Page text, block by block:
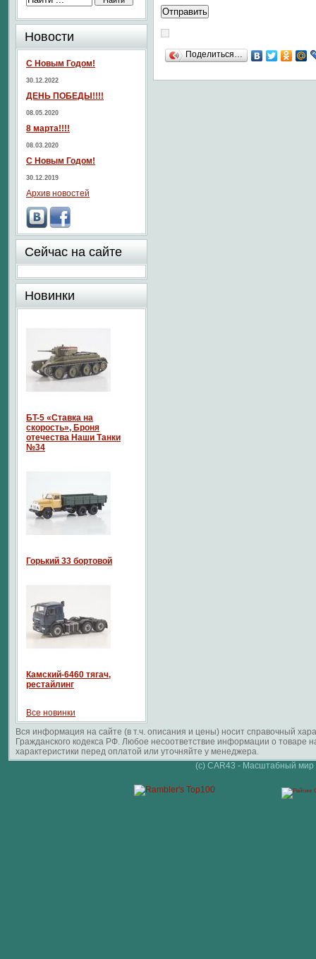
Поделиться…
Новости
С Новым Годом!
30.12.2022
ДЕНЬ ПОБЕДЫ!!!!
08.05.2020
8 марта!!!!
08.03.2020
С Новым Годом!
30.12.2019
Архив новостей
Сейчас на сайте
Новинки
БT-5 «Ставка на
скорость», Броня
отечества Наши Танки
№34
Горький 33 бортовой
Камский-6460 тягач,
рестайлинг
Все новинки
Вся информация на сайте (в т.ч. описания и цены) носит справочный
Гражданского кодекса РФ. Любое несоответствие информации о
характеристики перед оплатой или уточняйте у менеджера.
(c) CAR43 - Масштабный мир